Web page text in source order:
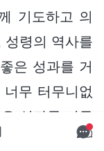
기도하고 의
성령의 역사를
은 성과를 거
무 터무니없
성과를 거두
달려 있다고